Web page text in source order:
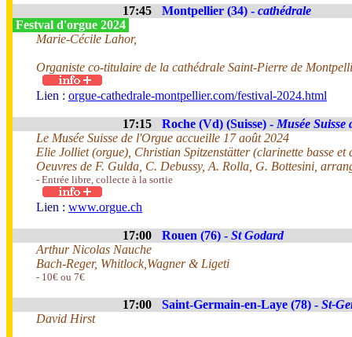
17:45 Montpellier (34) - cathédrale
Festval d'orgue 2024
Marie-Cécile Lahor,
Organiste co-titulaire de la cathédrale Saint-Pierre de
Lien : orgue-cathedrale-montpellier.com/festival-2024.html
17:15 Roche (Vd) (Suisse) - Musée Suisse
Le Musée Suisse de l'Orgue accueille 17 août 2024
Elie Jolliet (orgue), Christian Spitzenstätter (clarinette basse et
Oeuvres de F. Gulda, C. Debussy, A. Rolla, G. Bottesini,
- Entrée libre, collecte à la sortie
Lien : www.orgue.ch
17:00 Rouen (76) - St Godard
Arthur Nicolas Nauche
Bach-Reger, Whitlock,Wagner & Ligeti
- 10€ ou 7€
17:00 Saint-Germain-en-Laye (78) - St-
David Hirst